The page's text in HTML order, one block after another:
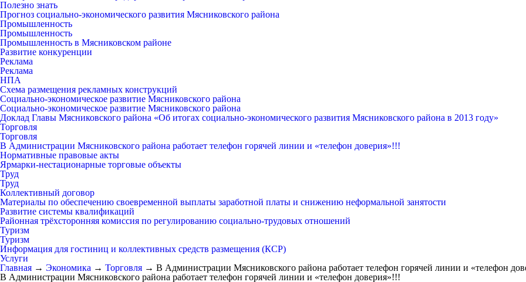
Полезно знать
Прогноз социально-экономического развития Мясниковского района
Промышленность
Промышленность
Промышленность в Мясниковском районе
Развитие конкуренции
Реклама
Реклама
НПА
Схема размещения рекламных конструкций
Социально-экономическое развитие Мясниковского района
Социально-экономическое развитие Мясниковского района
Доклад Главы Мясниковского района «Об итогах социально-экономического развития Мясниковского района в 2013 году»
Торговля
Торговля
В Администрации Мясниковского района работает телефон горячей линии и «телефон доверия»!!!
Нормативные правовые акты
Ярмарки-нестационарные торговые объекты
Труд
Труд
Коллективный договор
Материалы по обеспечению своевременной выплаты заработной платы и снижению неформальной занятости
Развитие системы квалификаций
Районная трёхсторонняя комиссия по регулированию социально-трудовых отношений
Туризм
Туризм
Информация для гостиниц и коллективных средств размещения (КСР)
Услуги
Главная → Экономика → Торговля → В Администрации Мясниковского района работает телефон горячей линии и «телефон
В Администрации Мясниковского района работает телефон горячей линии и «телефон доверия»!!!